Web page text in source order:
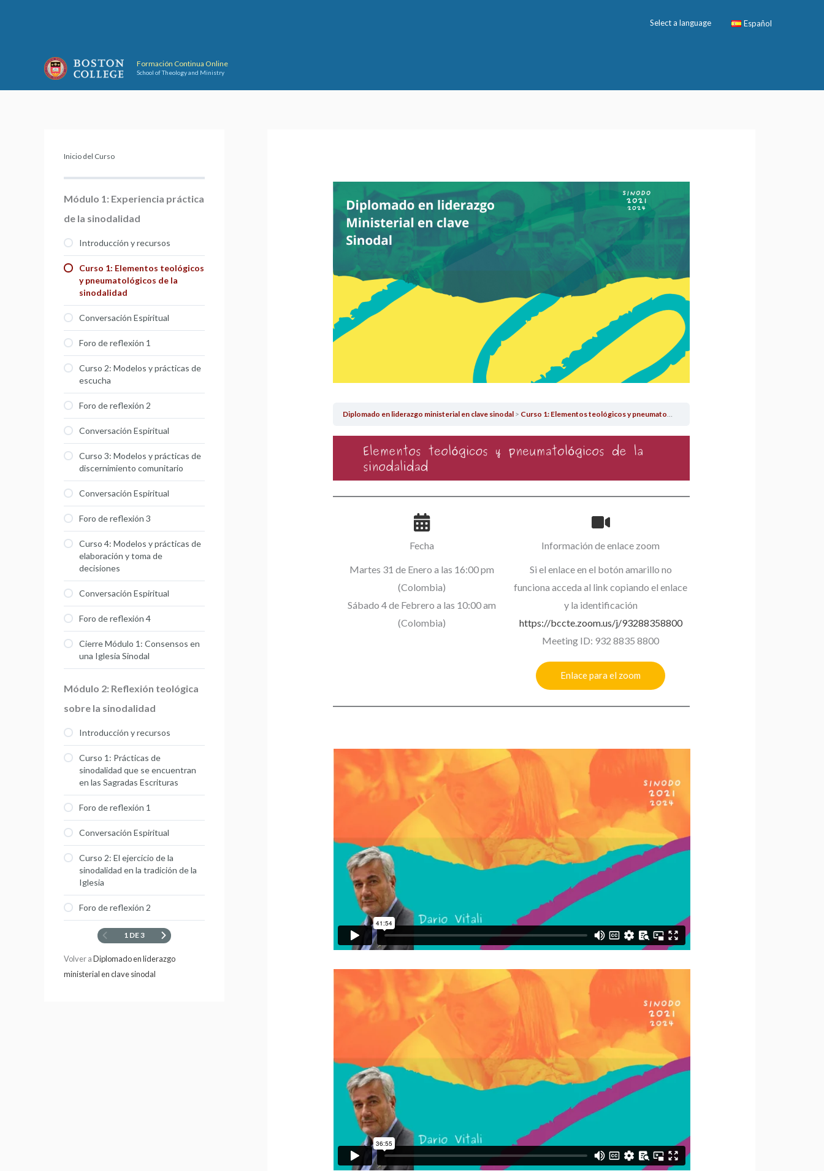
Select a language Español
Formación Continua Online
School of Theology and Ministry
Inicio del Curso
Módulo 1: Experiencia práctica
de la sinodalidad
Introducción y recursos
Curso 1: Elementos teológicos
y pneumatológicos de la
sinodalidad
Conversación Espiritual
Foro de reflexión 1
Curso 2: Modelos y prácticas de
escucha
Foro de reflexión 2
Conversación Espiritual
Curso 3: Modelos y prácticas de
discernimiento comunitario
Conversación Espiritual
Foro de reflexión 3
Curso 4: Modelos y prácticas de
elaboración y toma de
decisiones
Conversación Espiritual
Foro de reflexión 4
Cierre Módulo 1: Consensos en
una Iglesia Sinodal
Módulo 2: Reflexión teológica
sobre la sinodalidad
Introducción y recursos
Curso 1: Prácticas de
sinodalidad que se encuentran
en las Sagradas Escrituras
Foro de reflexión 1
Conversación Espiritual
Curso 2: El ejercicio de la
sinodalidad en la tradición de la
Iglesia
Foro de reflexión 2
1 DE 3
Volver aDiplomado en liderazgo
ministerial en clave sinodal
Diplomado en liderazgo ministerial en clave sinodal Curso 1: Elementos teológicos y pneumatológicos de la sinodalidad
Fecha
Martes 31 de Enero a las 16:00 pm
(Colombia)
Sábado 4 de Febrero a las 10:00 am
(Colombia)
Información de enlace zoom
Si el enlace en el botón amarillo no
funciona acceda al link copiando el enlace
y la identificación
https://bccte.zoom.us/j/93288358800
Meeting ID: 932 8835 8800
Enlace para el zoom